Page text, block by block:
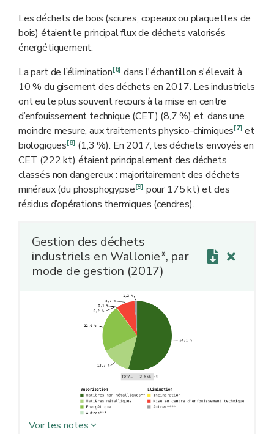
Les déchets de bois (sciures, copeaux ou plaquettes de
bois) étaient le principal flux de déchets valorisés
énergétiquement.
La part de l’élimination[6] dans l'échantillon s'élevait à
10 % du gisement des déchets en 2017. Les industriels
ont eu le plus souvent recours à la mise en centre
d’enfouissement technique (CET) (8,7 %) et, dans une
moindre mesure, aux traitements physico-chimiques[7] et
biologiques[8] (1,3 %). En 2017, les déchets envoyés en
CET (222 kt) étaient principalement des déchets
classés non dangereux : majoritairement des déchets
minéraux (du phosphogypse[9] pour 175 kt) et des
résidus d’opérations thermiques (cendres).
Gestion des déchets
industriels en Wallonie*, par
mode de gestion (2017)
Voir les notes